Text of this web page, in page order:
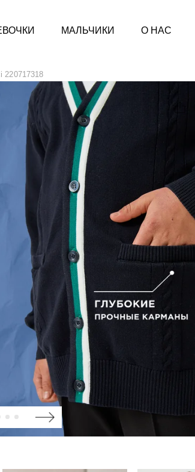
МАЛЬЧИКИ О НАС
220717318